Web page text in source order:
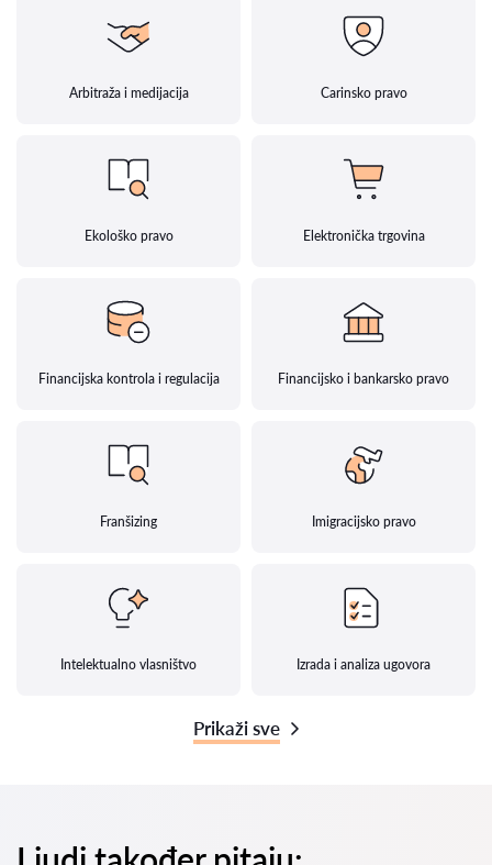
Arbitraža i medijacija Carinsko pravo
Ekološko pravo Elektronička trgovina
Financijska kontrola i regulacija Financijsko i bankarsko pravo
Franšizing Imigracijsko pravo
Intelektualno vlasništvo Izrada i analiza ugovora
Prikaži sve